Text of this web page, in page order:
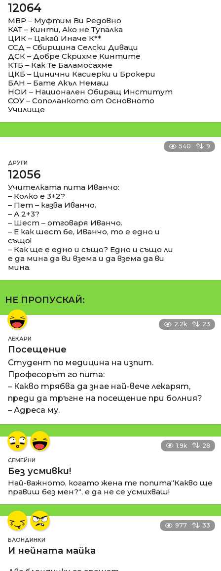
12064
МВР – Муфтим Ви Редовно
КАТ – Кинти, Ако не Тупалка
ЦИК – Цакай Иначе К**
ССД – Сбирщина Селски Диваци
ДСК – Добре Скрихме Кинтите
КТБ – Как Те Баламосахме
ЦКБ – Цинични Касиерки и Брокери
БАН – Бате Акъл Немаш
НОИ – Национален Обиращ Институт
СОУ – Сополанкото от Основното
Училище
540 9
ДРУГИ
12056
Учителката пита Иванчо:
– Колко е 3+2?
– Пет – казва Иванчо.
– А 2+3?
– Шест – отговаря Иванчо.
– Е как шест бе, Иванчо, то е едно и
също!
– Как ще е едно и също? Едно и също ли
е да мина да ви взема и да взема да ви
мина.
НЕ ПРОПУСКАЙ:
2.2k 23
ЛЕКАРИ
Посещение
Студент по медицина на изпит.
Професорът го пита:
– Какво трябва да знае най-вече лекарят,
преди да тръгне на посещение при болния?
– Адреса му.
1.9k 28
СЕМЕЙНИ
Без усмивки!
Най-важното, когато жена те попита“Какво ще
правиш без мен?“, е да не се усмихваш!
977 33
БЛОНДИНКИ
И нейната майка